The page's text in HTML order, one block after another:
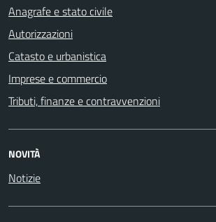
Anagrafe e stato civile
Autorizzazioni
Catasto e urbanistica
Imprese e commercio
Tributi, finanze e contravvenzioni
NOVITÀ
Notizie